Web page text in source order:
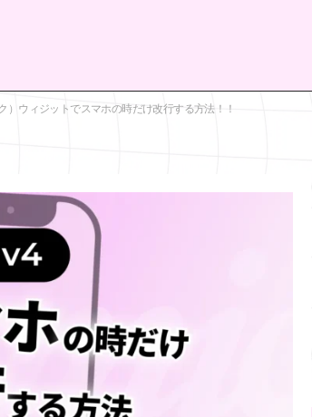
ウィジットでスマホの時だけ改行する方法！！